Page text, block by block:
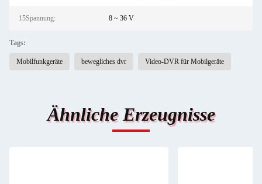
15Spannung: 8 ~ 36 V
Tags:
Mobilfunkgeräte bewegliches dvr Video-DVR für Mobilgeräte
Ähnliche Erzeugnisse